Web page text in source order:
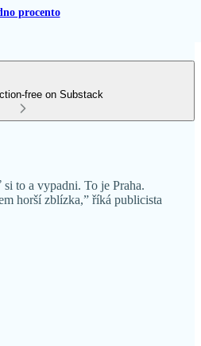
procento
free on Substack
to a vypadni. To je Praha.
horší zblízka,” říká publicista